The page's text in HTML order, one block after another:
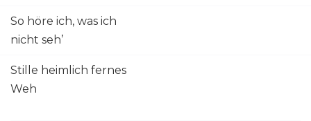
So höre ich, was ich
nicht seh’
Stille heimlich fernes
Weh